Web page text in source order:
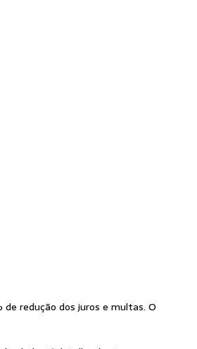
redução dos juros e multas. O